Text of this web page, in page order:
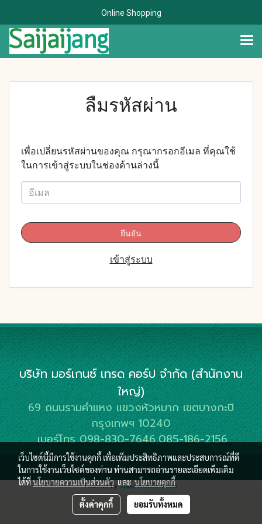
Online Shopping
ลืมรหัสผ่าน
เพื่อเปลี่ยนรหัสผ่านของคุณ กรุณากรอกอีเมล ที่คุณใช้
ในการเข้าสู่ระบบในช่องด้านล่างนี้
ยืนยัน
เข้าสู่ระบบ
บริษัท มอร์เกนซ์ เทรด คอร์ป จำกัด (สำนักงาน
ใหญ่)
69 ถนนรามคำแหง แขวงหัวหมาก เขตบางกะปิ
กรุงเทพฯ 10240
เบอร์โทร 098-830-7646,085-186-2156
© Copyright 2017 All Rights Reserved.
Powered byMakeWebEasy.com
เว็บไซต์นี้มีการใช้งานคุกกี้ เพื่อเพิ่มประสิทธิภาพและประสบการณ์ที่ดี
ในการใช้งานเว็บไซต์ของท่าน ท่านสามารถอ่านรายละเอียดเพิ่มเติม
ได้ที่นโยบายความเป็นส่วนตัวและนโยบายคุกกี้
ตั้งค่าคุกกี้ ยอมรับทั้งหมด